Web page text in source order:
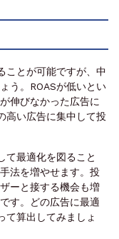
ことが可能ですが、中
う。ROASが低いとい
伸びなかった広告に
高い広告に集中して投
て最適化を図ること
法を増やせます。投
ーと接する機会も増
す。どの広告に最適
て算出してみましょ